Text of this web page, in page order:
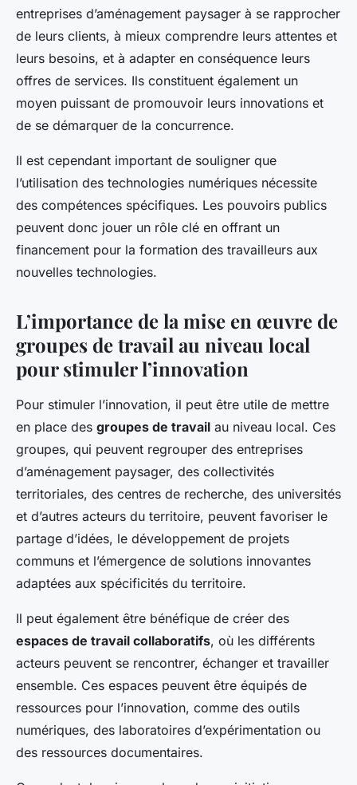
entreprises d’aménagement paysager à se rapprocher
de leurs clients, à mieux comprendre leurs attentes et
leurs besoins, et à adapter en conséquence leurs
offres de services. Ils constituent également un
moyen puissant de promouvoir leurs innovations et
de se démarquer de la concurrence.
Il est cependant important de souligner que
l’utilisation des technologies numériques nécessite
des compétences spécifiques. Les pouvoirs publics
peuvent donc jouer un rôle clé en offrant un
financement pour la formation des travailleurs aux
nouvelles technologies.
L’importance de la mise en œuvre de
groupes de travail au niveau local
pour stimuler l’innovation
Pour stimuler l’innovation, il peut être utile de mettre
en place des groupes de travail au niveau local. Ces
groupes, qui peuvent regrouper des entreprises
d’aménagement paysager, des collectivités
territoriales, des centres de recherche, des universités
et d’autres acteurs du territoire, peuvent favoriser le
partage d’idées, le développement de projets
communs et l’émergence de solutions innovantes
adaptées aux spécificités du territoire.
Il peut également être bénéfique de créer des
espaces de travail collaboratifs, où les différents
acteurs peuvent se rencontrer, échanger et travailler
ensemble. Ces espaces peuvent être équipés de
ressources pour l’innovation, comme des outils
numériques, des laboratoires d’expérimentation ou
des ressources documentaires.